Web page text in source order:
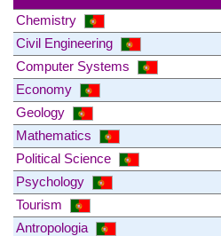
Chemistry
Civil Engineering
Computer Systems
Economy
Geology
Mathematics
Political Science
Psychology
Tourism
Antropologia